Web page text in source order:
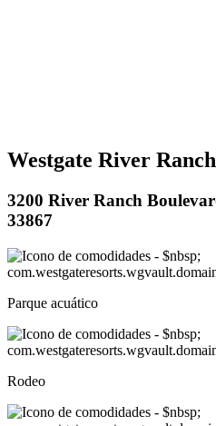
Westgate River
3200 River Ranch
33867
Parque acuático
Rodeo